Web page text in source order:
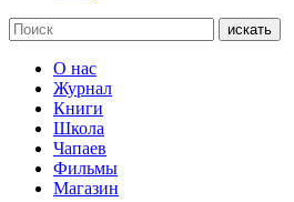
искать
О нас
Журнал
Книги
Школа
Чапаев
Фильмы
Магазин